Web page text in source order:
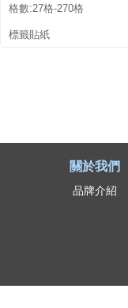
格數:27格-270格
標籤貼紙
關於我們
品牌介紹